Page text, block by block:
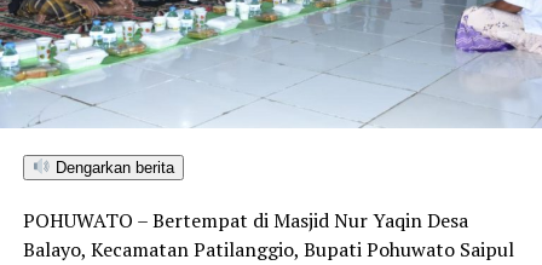
Dengarkan berita
POHUWATO – Bertempat di Masjid Nur Yaqin Desa
Balayo, Kecamatan Patilanggio, Bupati Pohuwato Saipul